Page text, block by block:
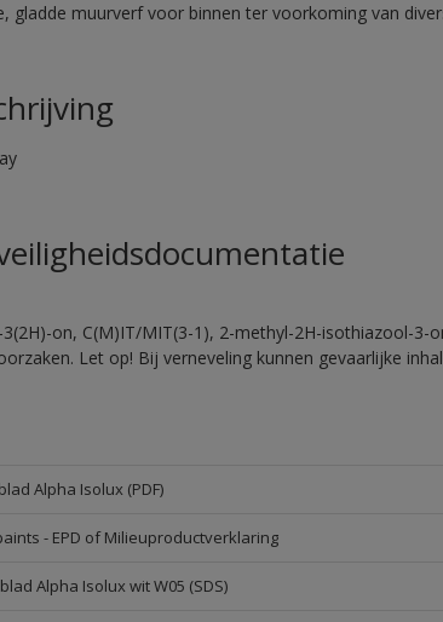
gladde muurverf voor binnen ter voorkoming van
on, C(M)IT/MIT(3-1), 2-methyl-2H-isothiazool-3-
Let op! Bij verneveling kunnen gevaarlijke
Alpha Isolux (PDF)
- EPD of Milieuproductverklaring
Alpha Isolux wit W05 (SDS)